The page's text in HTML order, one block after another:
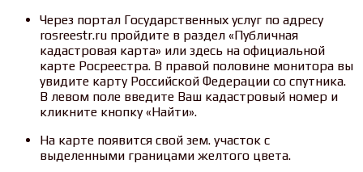
Через портал Государственных услуг по адресу
rosreestr.ru пройдите в раздел «Публичная
кадастровая карта» или здесь на официальной
карте Росреестра. В правой половине монитора вы
увидите карту Российской Федерации со спутника.
В левом поле введите Ваш кадастровый номер и
кликните кнопку «Найти».
На карте появится свой зем. участок с
выделенными границами желтого цвета.